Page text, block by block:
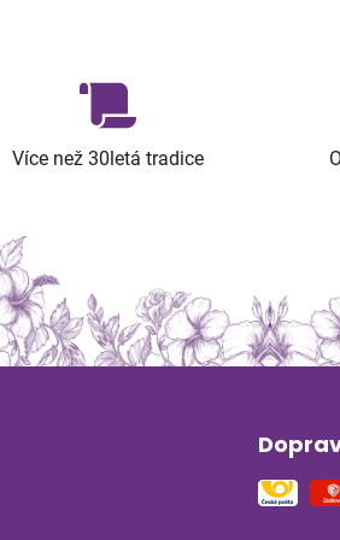
Více než 30letá tradice